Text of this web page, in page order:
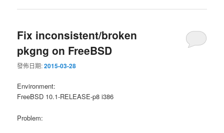
Fix inconsistent/broken
pkgng on FreeBSD
發佈日期:2015-03-28
Environment:
FreeBSD 10.1-RELEASE-p8 i386
Problem: